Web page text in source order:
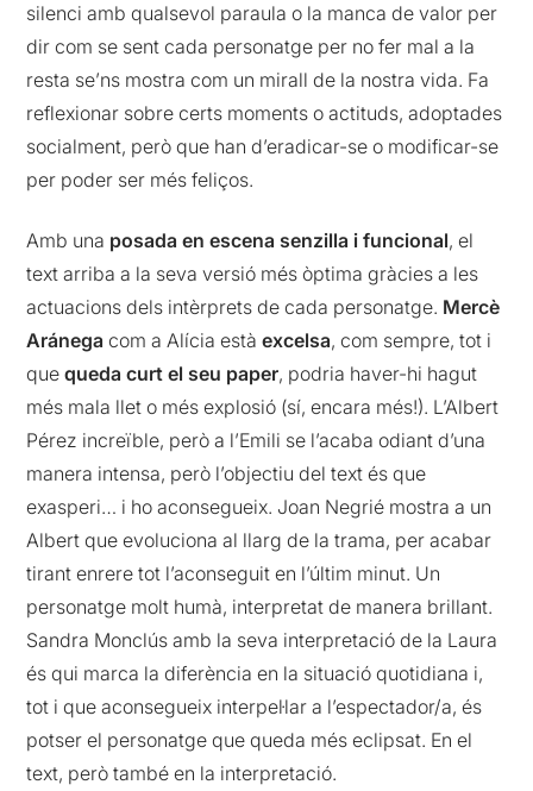
silenci amb qualsevol paraula o la manca de valor per
dir com se sent cada personatge per no fer mal a la
resta se’ns mostra com un mirall de la nostra vida. Fa
reflexionar sobre certs moments o actituds, adoptades
socialment, però que han d’eradicar-se o modificar-se
per poder ser més feliços.
Amb una posada en escena senzilla i funcional, el
text arriba a la seva versió més òptima gràcies a les
actuacions dels intèrprets de cada personatge. Mercè
Aránega com a Alícia estàexcelsa, com sempre, tot i
quequeda curt el seu paper, podria haver-hi hagut
més mala llet o més explosió (sí, encara més!). L’Albert
Pérez increïble, però a l’Emili se l’acaba odiant d’una
manera intensa, però l’objectiu del text és que
exasperi… i ho aconsegueix. Joan Negrié mostra a un
Albert que evoluciona al llarg de la trama, per acabar
tirant enrere tot l’aconseguit en l’últim minut. Un
personatge molt humà, interpretat de manera brillant.
Sandra Monclús amb la seva interpretació de la Laura
és qui marca la diferència en la situació quotidiana i,
tot i que aconsegueix interpel·lar a l’espectador/a, és
potser el personatge que queda més eclipsat. En el
text, però també en la interpretació.